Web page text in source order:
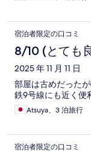
宿泊者限定の口コミ
8/10 (とても
2025 年 11 月 11 日
部屋は古めだった
鉄9号線にも近く便
Atsuya、3 泊旅行
宿泊者限定の口コミ